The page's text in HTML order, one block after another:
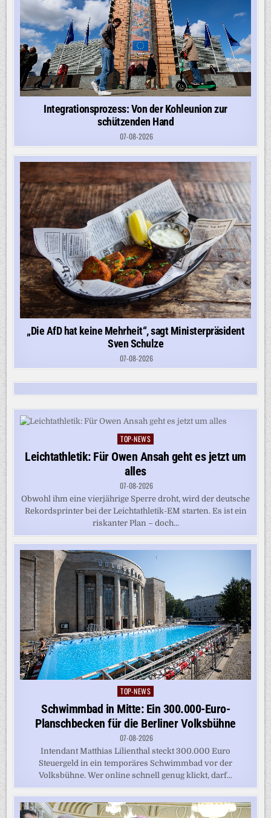
Integrationsprozess: Von der Kohleunion zur
schützenden Hand
07-08-2026
„Die AfD hat keine Mehrheit“, sagt Ministerpräsident
Sven Schulze
07-08-2026
Posted
TOP-NEWS
Leichtathletik: Für Owen Ansah geht es jetzt um
alles
07-08-2026
Obwohl ihm eine vierjährige Sperre droht, wird der deutsche
Rekordsprinter bei der Leichtathletik-EM starten. Es ist ein
riskanter Plan – doch...
Posted
in
TOP-NEWS
Schwimmbad in Mitte: Ein 300.000-Euro-
Planschbecken für die Berliner Volksbühne
07-08-2026
Intendant Matthias Lilienthal steckt 300.000 Euro
Steuergeld in ein temporäres Schwimmbad vor der
Volksbühne. Wer online schnell genug klickt, darf...